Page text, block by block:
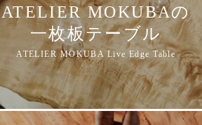
ATELIER MOKUBAの
一枚板テーブル